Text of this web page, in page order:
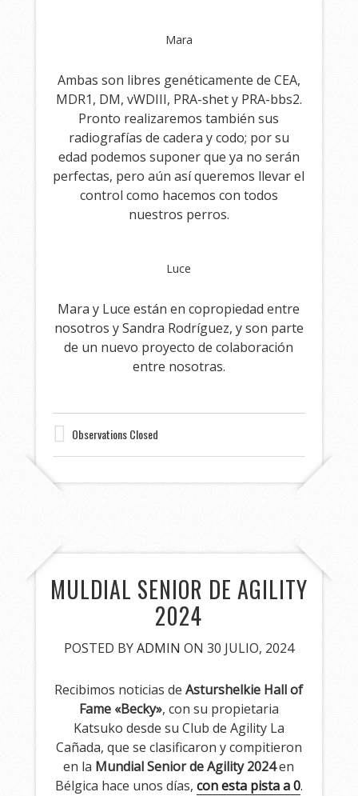
Mara
Ambas son libres genéticamente de CEA,
MDR1, DM, vWDIII, PRA-shet y PRA-bbs2.
Pronto realizaremos también sus
radiografías de cadera y codo; por su
edad podemos suponer que ya no serán
perfectas, pero aún así queremos llevar el
control como hacemos con todos
nuestros perros.
Luce
Mara y Luce están en copropiedad entre
nosotros y Sandra Rodríguez, y son parte
de un nuevo proyecto de colaboración
entre nosotras.
Observations Closed
MULDIAL SENIOR DE AGILITY
2024
POSTED BYADMIN ON 30 JULIO, 2024
Recibimos noticias deAsturshelkie Hall of
Fame «Becky», con su propietaria
Katsuko desde su Club de Agility La
Cañada, que se clasificaron y compitieron
en la Mundial Senior de Agility 2024en
Bélgica hace unos días, con esta pista a 0.